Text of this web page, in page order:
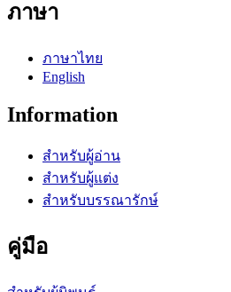
ภาษา
ภาษาไทย
English
Information
สำหรับผู้อ่าน
สำหรับผู้แต่ง
สำหรับบรรณารักษ์
คู่มือ